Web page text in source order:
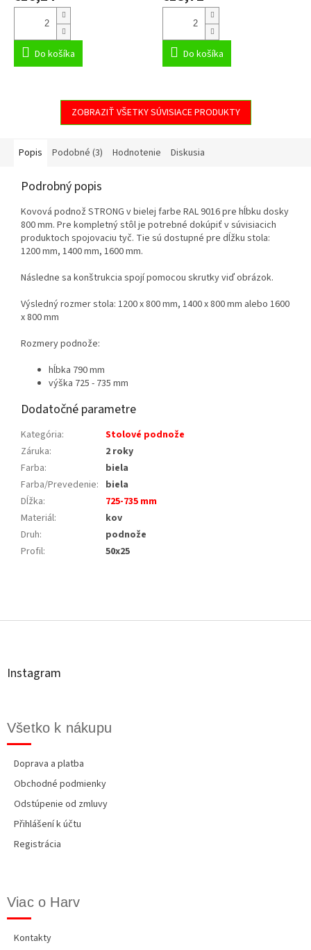
Do košíka Do košíka
ZOBRAZIŤ VŠETKY SÚVISIACE PRODUKTY
Popis Podobné (3) Hodnotenie Diskusia
Podrobný popis
Kovová podnož STRONG v bielej farbe RAL 9016 pre hĺbku dosky
800 mm. Pre kompletný stôl je potrebné dokúpiť v súvisiacich
produktoch spojovaciu tyč. Tie sú dostupné pre dĺžku stola:
1200 mm, 1400 mm, 1600 mm.
Následne sa konštrukcia spojí pomocou skrutky viď obrázok.
Výsledný rozmer stola: 1200 x 800 mm, 1400 x 800 mm alebo 1600
x 800 mm
Rozmery podnože:
hĺbka 790 mm
výška 725 - 735 mm
Dodatočné parametre
Kategória:
Stolové podnože
Záruka:
2 roky
Farba:
biela
Farba/Prevedenie: biela
Dĺžka:
725-735 mm
Materiál:
kov
Druh:
podnože
Profil: 50x25
á
Instagram
Všetko k nákupu
Doprava a platba
Obchodné podmienky
Odstúpenie od zmluvy
Přihlášení k účtu
Registrácia
Viac o Harv
Kontakty